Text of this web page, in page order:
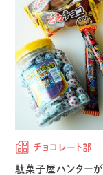
チョコレート部
駄菓子屋ハンター